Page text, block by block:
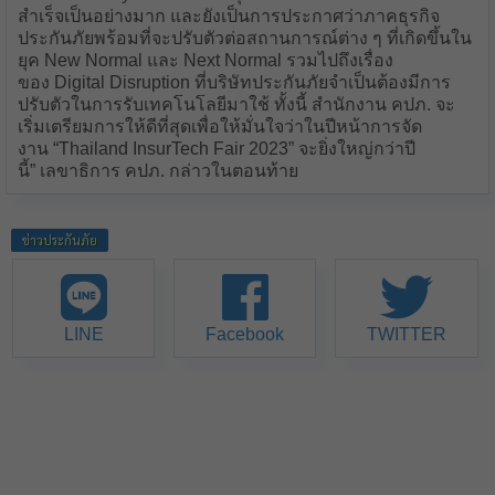
สำเร็จเป็นอย่างมาก และยังเป็นการประกาศว่าภาคธุรกิจ
ประกันภัยพร้อมที่จะปรับตัวต่อสถานการณ์ต่าง ๆ ที่เกิดขึ้นใน
ยุค New Normal และ Next Normal รวมไปถึงเรื่อง
ของ Digital Disruption ที่บริษัทประกันภัยจำเป็นต้องมีการ
ปรับตัวในการรับเทคโนโลยีมาใช้ ทั้งนี้ สำนักงาน คปภ. จะ
เริ่มเตรียมการให้ดีที่สุดเพื่อให้มั่นใจว่าในปีหน้าการจัด
งาน “Thailand InsurTech Fair 2023” จะยิ่งใหญ่กว่าปี
นี้” เลขาธิการ คปภ. กล่าวในตอนท้าย
ข่าวประกันภัย
LINE Facebook TWITTER